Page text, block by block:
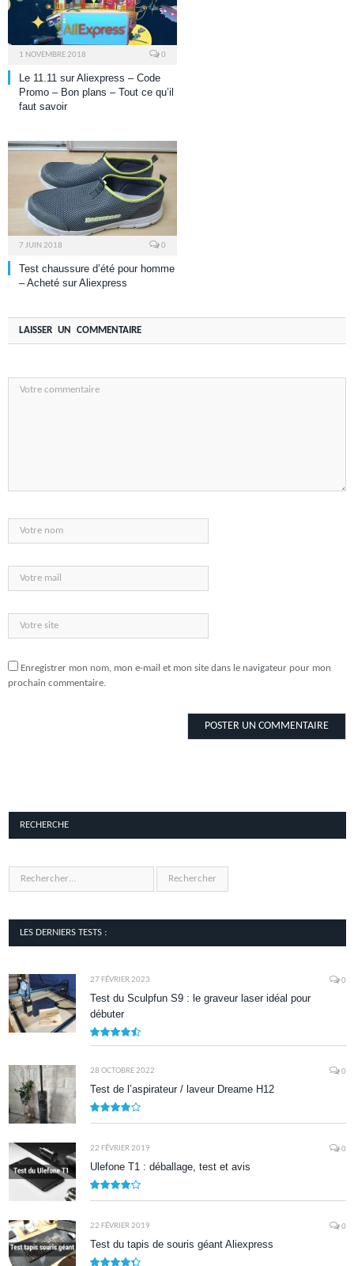
1 NOVEMBRE 2018 0
Le 11.11 sur Aliexpress – Code
Promo – Bon plans – Tout ce qu’il
faut savoir
7 JUIN 2018 0
Test chaussure d’été pour homme
– Acheté sur Aliexpress
LAISSER UN COMMENTAIRE
Enregistrer mon nom, mon e-mail et mon site dans le navigateur pour mon
prochain commentaire.
RECHERCHE
LES DERNIERS TESTS :
27 FÉVRIER 2023 0
Test du Sculpfun S9 : le graveur laser idéal pour
débuter
28 OCTOBRE 2022 0
Test de l’aspirateur / laveur Dreame H12
22 FÉVRIER 2019 0
Ulefone T1 : déballage, test et avis
22 FÉVRIER 2019 0
Test du tapis de souris géant Aliexpress